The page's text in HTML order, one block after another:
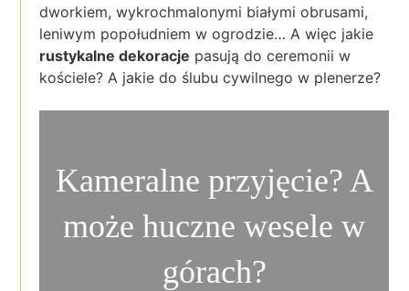
dworkiem, wykrochmalonymi białymi obrusami,
leniwym popołudniem w ogrodzie… A więc jakie
rustykalne dekoracje pasują do ceremonii w
kościele? A jakie do ślubu cywilnego w plenerze?
Kameralne przyjęcie? A
może huczne wesele w
górach?